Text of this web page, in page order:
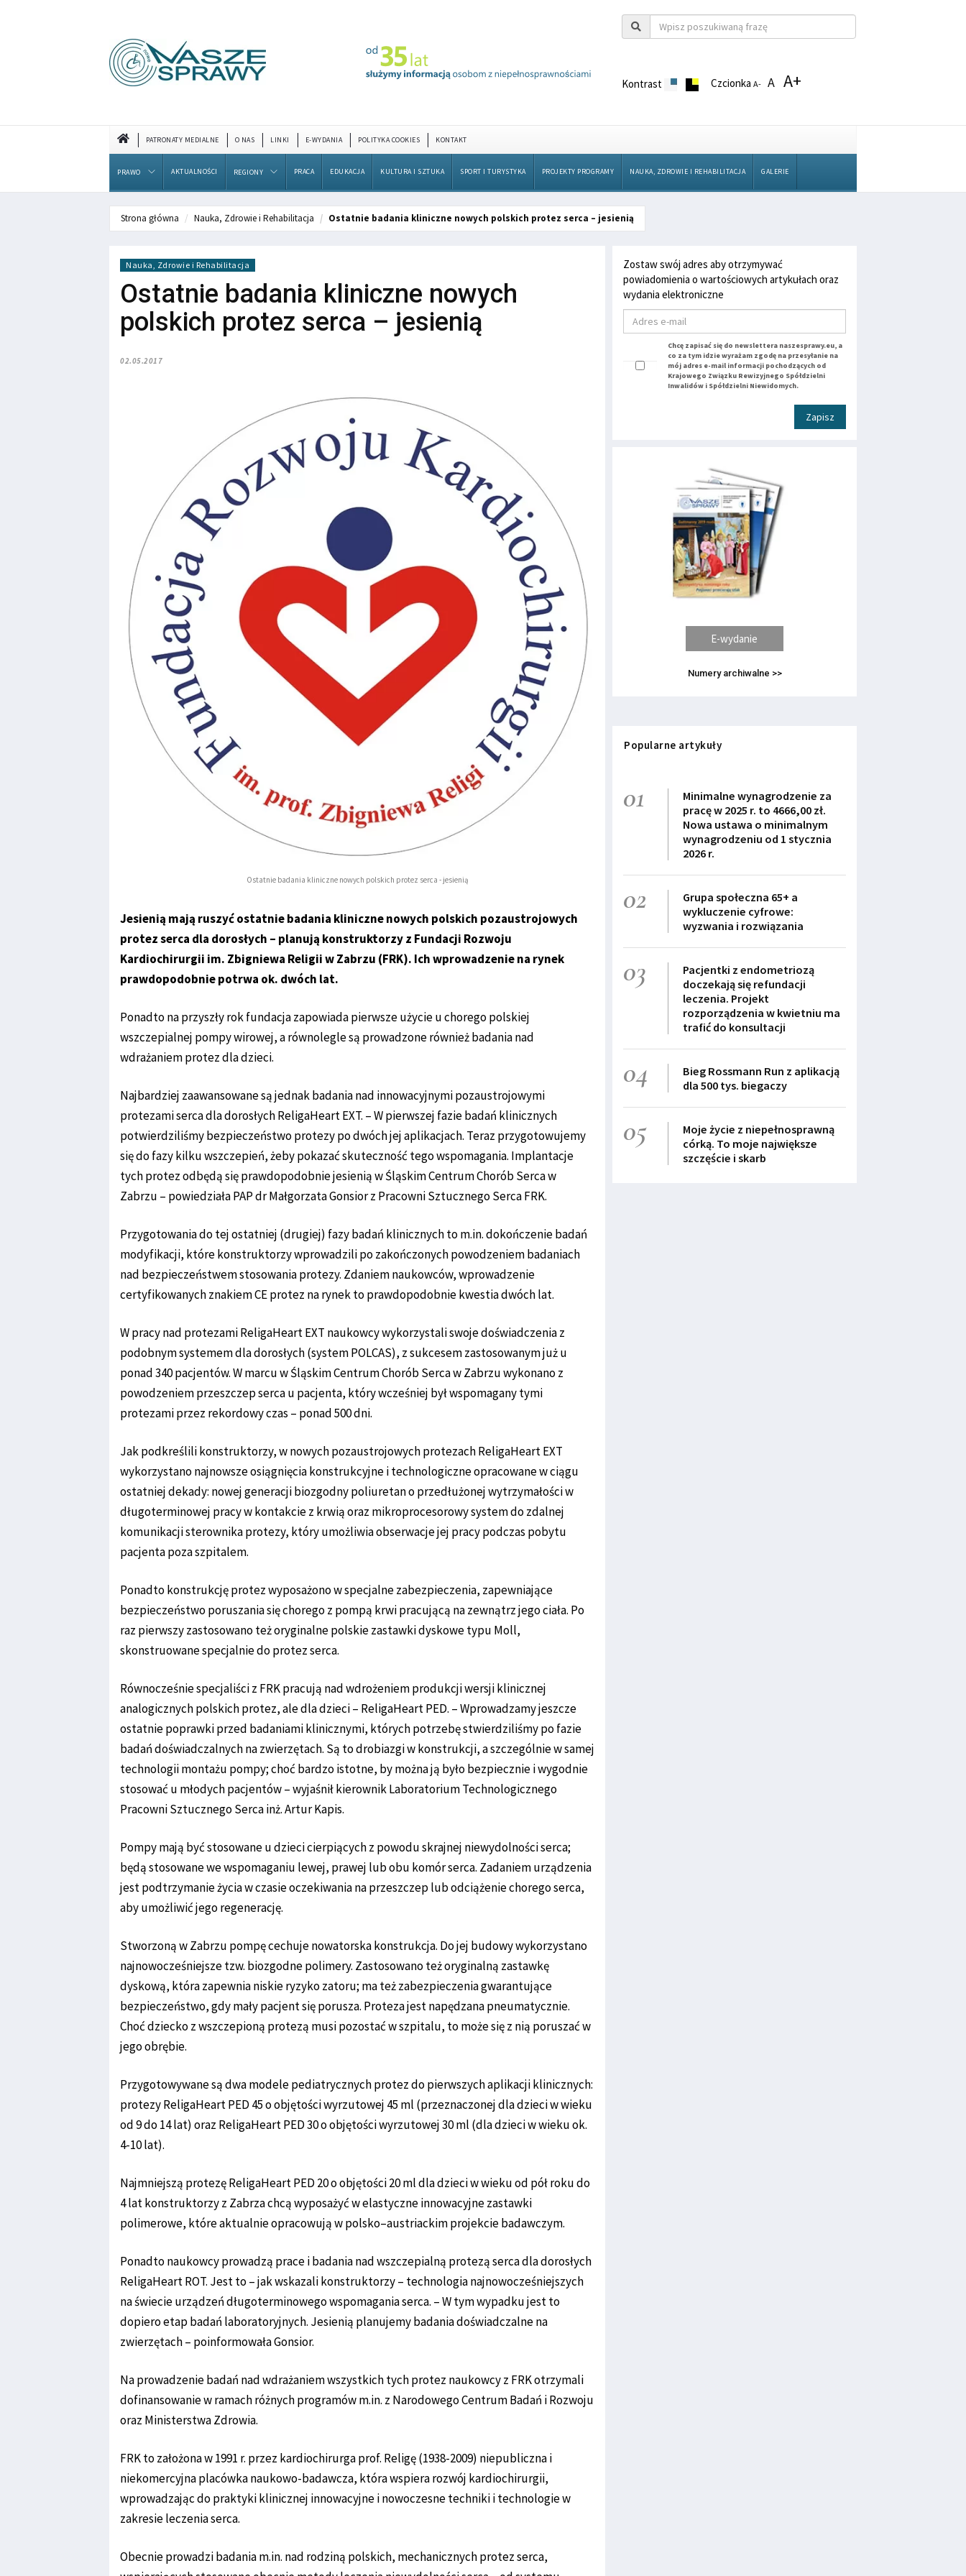
Kontrast CzcionkaA- A A+
PATRONATY MEDIALNE O NAS LINKI E-WYDANIA POLITYKA COOKIES KONTAKT
PRAWO AKTUALNOŚCI REGIONY PRACA EDUKACJA KULTURA I SZTUKA SPORT I TURYSTYKA PROJEKTY PROGRAMY NAUKA, ZDROWIE I REHABILITACJA GALERIE
Strona główna Nauka, Zdrowie i Rehabilitacja Ostatnie badania kliniczne nowych polskich protez serca – jesienią
Nauka, Zdrowie i Rehabilitacja
Ostatnie badania kliniczne nowych
polskich protez serca – jesienią
02.05.2017
Ostatnie badania kliniczne nowych polskich protez serca - jesienią
Jesienią mają ruszyć ostatnie badania kliniczne nowych polskich pozaustrojowych
protez serca dla dorosłych – planują konstruktorzy z Fundacji Rozwoju
Kardiochirurgii im. Zbigniewa Religii w Zabrzu (FRK). Ich wprowadzenie na rynek
prawdopodobnie potrwa ok. dwóch lat.
Ponadto na przyszły rok fundacja zapowiada pierwsze użycie u chorego polskiej
wszczepialnej pompy wirowej, a równolegle są prowadzone również badania nad
wdrażaniem protez dla dzieci.
Najbardziej zaawansowane są jednak badania nad innowacyjnymi pozaustrojowymi
protezami serca dla dorosłych ReligaHeart EXT. – W pierwszej fazie badań klinicznych
potwierdziliśmy bezpieczeństwo protezy po dwóch jej aplikacjach. Teraz przygotowujemy
się do fazy kilku wszczepień, żeby pokazać skuteczność tego wspomagania. Implantacje
tych protez odbędą się prawdopodobnie jesienią w Śląskim Centrum Chorób Serca w
Zabrzu – powiedziała PAP dr Małgorzata Gonsior z Pracowni Sztucznego Serca FRK.
Przygotowania do tej ostatniej (drugiej) fazy badań klinicznych to m.in. dokończenie badań
modyfikacji, które konstruktorzy wprowadzili po zakończonych powodzeniem badaniach
nad bezpieczeństwem stosowania protezy. Zdaniem naukowców, wprowadzenie
certyfikowanych znakiem CE protez na rynek to prawdopodobnie kwestia dwóch lat.
W pracy nad protezami ReligaHeart EXT naukowcy wykorzystali swoje doświadczenia z
podobnym systemem dla dorosłych (system POLCAS), z sukcesem zastosowanym już u
ponad 340 pacjentów. W marcu w Śląskim Centrum Chorób Serca w Zabrzu wykonano z
powodzeniem przeszczep serca u pacjenta, który wcześniej był wspomagany tymi
protezami przez rekordowy czas – ponad 500 dni.
Jak podkreślili konstruktorzy, w nowych pozaustrojowych protezach ReligaHeart EXT
wykorzystano najnowsze osiągnięcia konstrukcyjne i technologiczne opracowane w ciągu
ostatniej dekady: nowej generacji biozgodny poliuretan o przedłużonej wytrzymałości w
długoterminowej pracy w kontakcie z krwią oraz mikroprocesorowy system do zdalnej
komunikacji sterownika protezy, który umożliwia obserwacje jej pracy podczas pobytu
pacjenta poza szpitalem.
Ponadto konstrukcję protez wyposażono w specjalne zabezpieczenia, zapewniające
bezpieczeństwo poruszania się chorego z pompą krwi pracującą na zewnątrz jego ciała. Po
raz pierwszy zastosowano też oryginalne polskie zastawki dyskowe typu Moll,
skonstruowane specjalnie do protez serca.
Równocześnie specjaliści z FRK pracują nad wdrożeniem produkcji wersji klinicznej
analogicznych polskich protez, ale dla dzieci – ReligaHeart PED. – Wprowadzamy jeszcze
ostatnie poprawki przed badaniami klinicznymi, których potrzebę stwierdziliśmy po fazie
badań doświadczalnych na zwierzętach. Są to drobiazgi w konstrukcji, a szczególnie w samej
technologii montażu pompy; choć bardzo istotne, by można ją było bezpiecznie i wygodnie
stosować u młodych pacjentów – wyjaśnił kierownik Laboratorium Technologicznego
Pracowni Sztucznego Serca inż. Artur Kapis.
Pompy mają być stosowane u dzieci cierpiących z powodu skrajnej niewydolności serca;
będą stosowane we wspomaganiu lewej, prawej lub obu komór serca. Zadaniem urządzenia
jest podtrzymanie życia w czasie oczekiwania na przeszczep lub odciążenie chorego serca,
aby umożliwić jego regenerację.
Stworzoną w Zabrzu pompę cechuje nowatorska konstrukcja. Do jej budowy wykorzystano
najnowocześniejsze tzw. biozgodne polimery. Zastosowano też oryginalną zastawkę
dyskową, która zapewnia niskie ryzyko zatoru; ma też zabezpieczenia gwarantujące
bezpieczeństwo, gdy mały pacjent się porusza. Proteza jest napędzana pneumatycznie.
Choć dziecko z wszczepioną protezą musi pozostać w szpitalu, to może się z nią poruszać w
jego obrębie.
Przygotowywane są dwa modele pediatrycznych protez do pierwszych aplikacji klinicznych:
protezy ReligaHeart PED 45 o objętości wyrzutowej 45 ml (przeznaczonej dla dzieci w wieku
od 9 do 14 lat) oraz ReligaHeart PED 30 o objętości wyrzutowej 30 ml (dla dzieci w wieku ok.
4-10 lat).
Najmniejszą protezę ReligaHeart PED 20 o objętości 20 ml dla dzieci w wieku od pół roku do
4 lat konstruktorzy z Zabrza chcą wyposażyć w elastyczne innowacyjne zastawki
polimerowe, które aktualnie opracowują w polsko–austriackim projekcie badawczym.
Ponadto naukowcy prowadzą prace i badania nad wszczepialną protezą serca dla dorosłych
ReligaHeart ROT. Jest to – jak wskazali konstruktorzy – technologia najnowocześniejszych
na świecie urządzeń długoterminowego wspomagania serca. – W tym wypadku jest to
dopiero etap badań laboratoryjnych. Jesienią planujemy badania doświadczalne na
zwierzętach – poinformowała Gonsior.
Na prowadzenie badań nad wdrażaniem wszystkich tych protez naukowcy z FRK otrzymali
dofinansowanie w ramach różnych programów m.in. z Narodowego Centrum Badań i Rozwoju
oraz Ministerstwa Zdrowia.
FRK to założona w 1991 r. przez kardiochirurga prof. Religę (1938-2009) niepubliczna i
niekomercyjna placówka naukowo-badawcza, która wspiera rozwój kardiochirurgii,
wprowadzając do praktyki klinicznej innowacyjne i nowoczesne techniki i technologie w
zakresie leczenia serca.
Obecnie prowadzi badania m.in. nad rodziną polskich, mechanicznych protez serca,
Zostaw swój adres aby otrzymywać
powiadomienia o wartościowych artykułach oraz
wydania elektroniczne
Chcę zapisać się do newslettera naszesprawy.eu, a
co za tym idzie wyrażam zgodę na przesyłanie na
mój adres e-mail informacji pochodzących od
Krajowego Związku Rewizyjnego Spółdzielni
Inwalidów i Spółdzielni Niewidomych.
Zapisz
E-wydanie
Numery archiwalne >>
Popularne artykuły
01
Minimalne wynagrodzenie za
pracę w 2025 r. to 4666,00 zł.
Nowa ustawa o minimalnym
wynagrodzeniu od 1 stycznia
2026 r.
02
Grupa społeczna 65+ a
wykluczenie cyfrowe:
wyzwania i rozwiązania
03
Pacjentki z endometriozą
doczekają się refundacji
leczenia. Projekt
rozporządzenia w kwietniu ma
trafić do konsultacji
04
Bieg Rossmann Run z aplikacją
dla 500 tys. biegaczy
05
Moje życie z niepełnosprawną
córką. To moje największe
szczęście i skarb